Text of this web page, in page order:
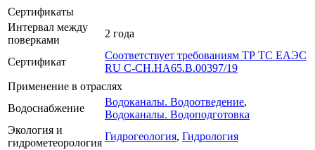
Сертификаты
Интервал между
поверками
2 года
Сертификат
Соответствует требованиям ТР ТС ЕАЭС
RU C-CH.HA65.B.00397/19
Применение в отраслях
Водоснабжение
Водоканалы. Водоотведение,
Водоканалы. Водоподготовка
Экология и
гидрометеорология
Гидрогеология, Гидрология